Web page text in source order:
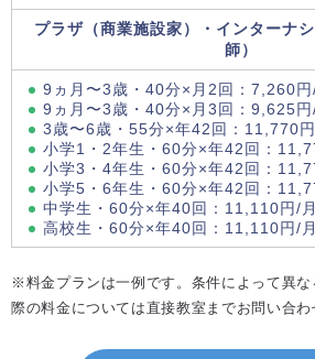
プラザ（商業施設家）・インターナ
師）
9ヵ月〜3歳・40分×月2回：7,260円
9ヵ月〜3歳・40分×月3回：9,625円
3歳〜6歳・55分×年42回：11,770
小学1・2年生・60分×年42回：
小学3・4年生・60分×年42回：
小学5・6年生・60分×年42回：
中学生・60分×年40回：11,110円/月
高校生・60分×年40回：11,110円/月
※料金プランは一例です。条件によって異
際の料金については直接教室までお問い合わ